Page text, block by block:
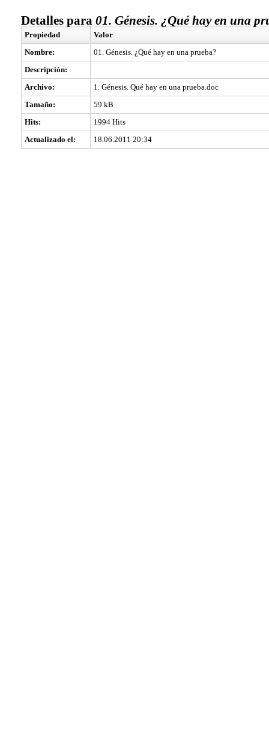
Detalles para 01. Génesis. ¿Qué hay en una
Propiedad
Valor
Nombre:
01. Génesis. ¿Qué hay en una prueba?
Descripción:
Archivo:
1. Génesis. Qué hay en una prueba.doc
Tamaño:
59 kB
Hits:
1994 Hits
Actualizado el:
18.06.2011 20:34